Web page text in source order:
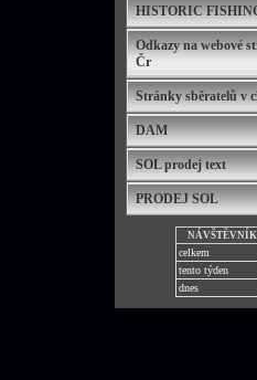
HISTORIC
Odkazy na webové
Čr
Stránky sběratelů v
DAM
SOL prodej text
PRODEJ SOL
celkem
tento týden
dnes